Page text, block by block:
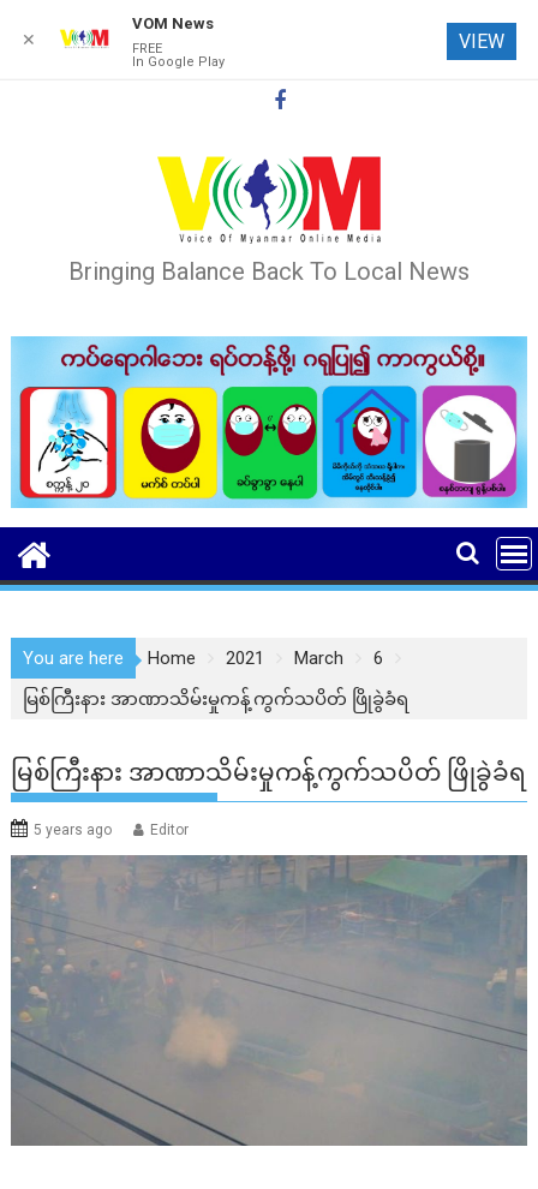
Bringing Balance Back To Local News
You are here Home 2021 March
6
မြစ်ကြီးနား အာဏာသိမ်းမှုကန့်ကွက်သပိတ် ဖြိုခွဲခံရ
မြစ်ကြီးနား အာဏာသိမ်းမှုကန့်ကွက်သပိတ် ဖြိုခွဲခံရ
5 years ago Editor
✕
VOM News
FREE
In Google Play
VIEW